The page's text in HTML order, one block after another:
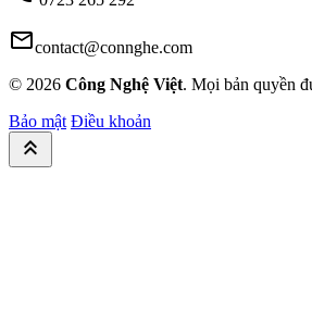
mailcontact@connghe.com
© 2026 Công Nghệ Việt. Mọi bản quyền
Bảo mật Điều khoản
keyboard_double_arrow_up